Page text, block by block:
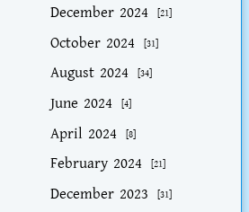
December 2024 [21]
October 2024 [31]
August 2024 [34]
June 2024 [4]
April 2024 [8]
February 2024 [21]
December 2023 [31]